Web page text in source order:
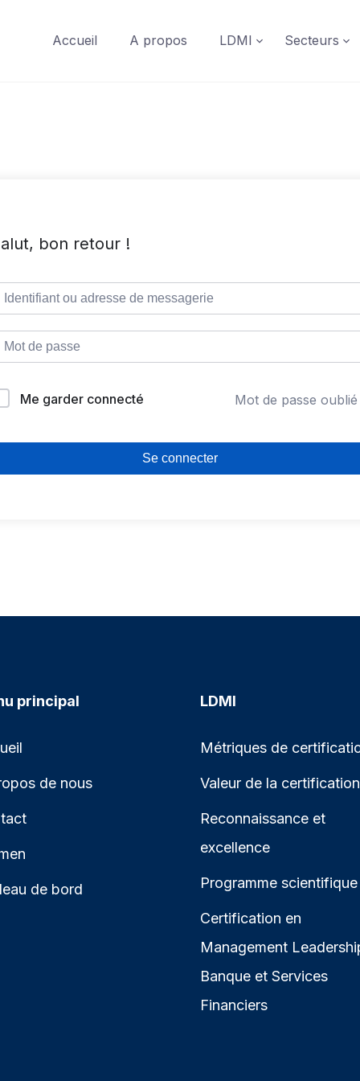
Accueil A propos LDMI Secteurs
bon retour !
Me garder connecté Mot de passe oublié
Se connecter
principal
de nous
de bord
LDMI
Métriques de
Valeur de la certification
Reconnaissance et
excellence
Programme scientifique
Certification en
Management
Banque et Services
Financiers